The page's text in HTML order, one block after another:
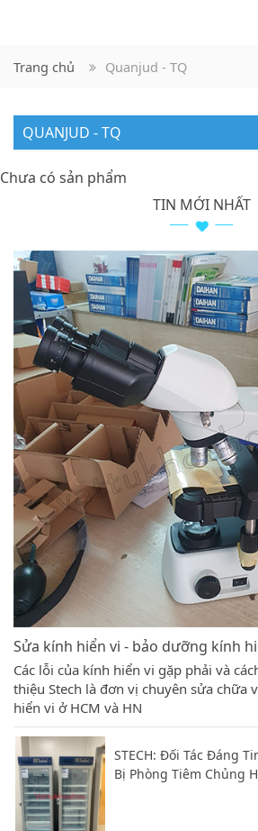
Trang chủ Quanjud - TQ
QUANJUD - TQ
Chưa có sản phẩm
TIN MỚI NHẤT
Sửa kính hiển vi - bảo dưỡng kính
Các lỗi của kính hiển vi gặp phải và
thiệu Stech là đơn vị chuyên sửa chữa
hiển vi ở HCM và HN
STECH: Đối Tác Đáng
Bị Phòng Tiêm Chủng